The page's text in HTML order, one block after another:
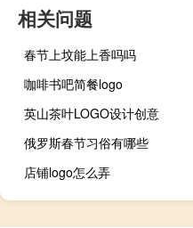
相关问题
春节上坟能上香吗吗
咖啡书吧简餐logo
英山茶叶LOGO设计创意
俄罗斯春节习俗有哪些
店铺logo怎么弄